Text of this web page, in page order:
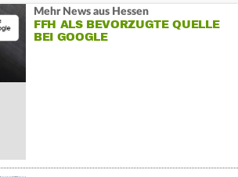
Mehr News aus Hessen
FFH ALS BEVORZUGTE QUELLE
BEI GOOGLE